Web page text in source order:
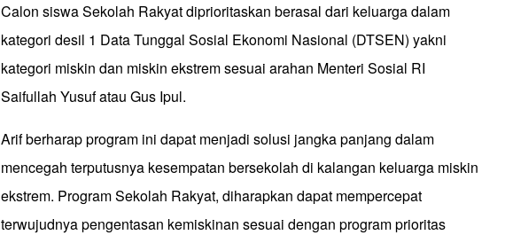
Calon siswa Sekolah Rakyat diprioritaskan berasal dari keluarga dalam
kategori desil 1 Data Tunggal Sosial Ekonomi Nasional (DTSEN) yakni
kategori miskin dan miskin ekstrem sesuai arahan Menteri Sosial RI
Saifullah Yusuf atau Gus Ipul.
Arif berharap program ini dapat menjadi solusi jangka panjang dalam
mencegah terputusnya kesempatan bersekolah di kalangan keluarga miskin
ekstrem. Program Sekolah Rakyat, diharapkan dapat mempercepat
terwujudnya pengentasan kemiskinan sesuai dengan program prioritas